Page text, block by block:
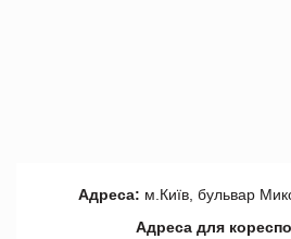
Адреса: м.Київ, бульвар
Адреса для